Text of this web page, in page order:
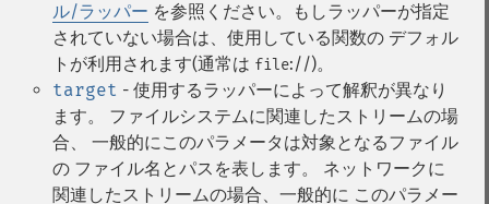
ル/ラッパー を参照ください。もしラッパーが指定
されていない場合は、使用している関数の デフォル
トが利用されます(通常は file://)。
target - 使用するラッパーによって解釈が異なり
ます。 ファイルシステムに関連したストリームの場
合、 一般的にこのパラメータは対象となるファイル
の ファイル名とパスを表します。 ネットワークに
関連したストリームの場合、一般的に このパラメー